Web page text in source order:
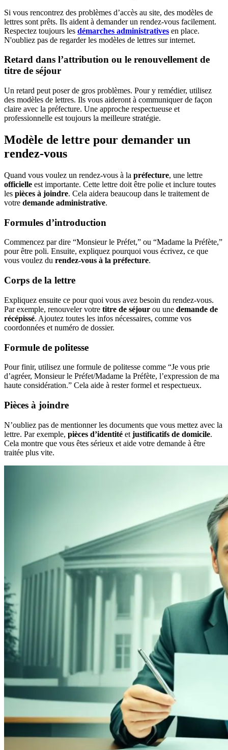
Si vous rencontrez des problèmes d’accès au site, des modèles de
lettres sont prêts. Ils aident à demander un rendez-vous facilement.
Respectez toujours les démarches administratives en place.
N'oubliez pas de regarder les modèles de lettres sur internet.
Retard dans l’attribution ou le renouvellement de
titre de séjour
Un retard peut poser de gros problèmes. Pour y remédier, utilisez
des modèles de lettres. Ils vous aideront à communiquer de façon
claire avec la préfecture. Une approche respectueuse et
professionnelle est toujours la meilleure stratégie.
Modèle de lettre pour demander un
rendez-vous
Quand vous voulez un rendez-vous à la préfecture, une lettre
officielle est importante. Cette lettre doit être polie et inclure toutes
les pièces à joindre. Cela aidera beaucoup dans le traitement de
votre demande administrative.
Formules d’introduction
Commencez par dire “Monsieur le Préfet,” ou “Madame la Préfète,”
pour être poli. Ensuite, expliquez pourquoi vous écrivez, ce que
vous voulez du rendez-vous à la préfecture.
Corps de la lettre
Expliquez ensuite ce pour quoi vous avez besoin du rendez-vous.
Par exemple, renouveler votre titre de séjour ou une demande de
récépissé. Ajoutez toutes les infos nécessaires, comme vos
coordonnées et numéro de dossier.
Formule de politesse
Pour finir, utilisez une formule de politesse comme “Je vous prie
d’agréer, Monsieur le Préfet/Madame la Préfète, l’expression de ma
haute considération.” Cela aide à rester formel et respectueux.
Pièces à joindre
N’oubliez pas de mentionner les documents que vous mettez avec la
lettre. Par exemple, pièces d’identité et justificatifs de domicile.
Cela montre que vous êtes sérieux et aide votre demande à être
traitée plus vite.